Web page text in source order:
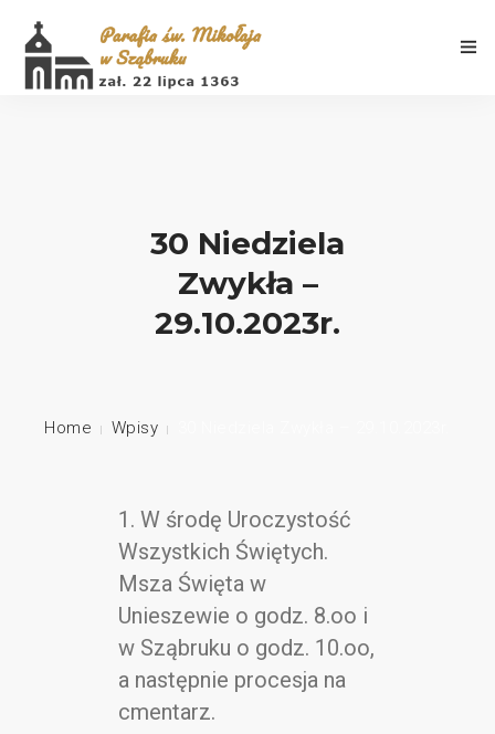
Porządek Mszy Świętych
30 Niedziela
Zwykła –
29.10.2023r.
Home Wpisy
1. W środę Uroczystość
Wszystkich Świętych.
Msza Święta w
Unieszewie o godz. 8.oo i
w Sząbruku o godz. 10.oo,
a następnie procesja na
cmentarz.